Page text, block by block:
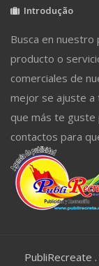
Introdução
Busca en nuestro
producto o
comerciales de
mejor se ajuste a
que más te guste
contactos para
PubliRecreate